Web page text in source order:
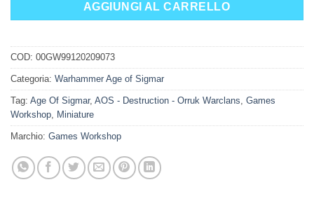
AGGIUNGI AL CARRELLO
COD: 00GW99120209073
Categoria: Warhammer Age of Sigmar
Tag: Age Of Sigmar, AOS - Destruction - Orruk Warclans Games
Workshop
Miniature
Marchio: Games Workshop